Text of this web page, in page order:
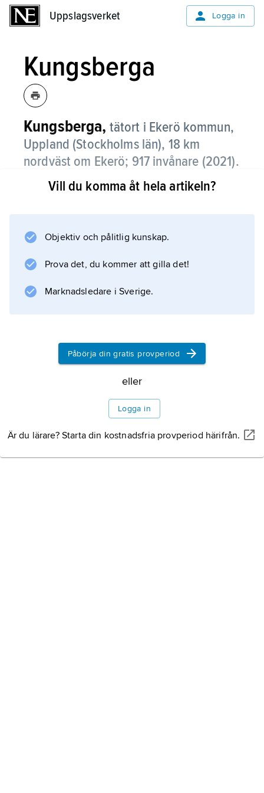
Uppslagsverket Logga in
Kungsberga
Kungsberga, tätort i Ekerö kommun,
Uppland (Stockholms län), 18 km
nordväst om Ekerö; 917 invånare (2021).
Kungsberga, som ligger vid mälarfjärden
Vill du komma åt hela artikeln?
Objektiv och pålitlig kunskap.
Prova det, du kommer att gilla det!
Marknadsledare i Sverige.
Påbörja din gratis provperiod
eller
Logga in
Är du lärare? Starta din kostnadsfria provperiod härifrån.